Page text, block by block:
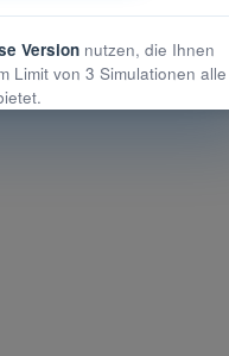
Versionnutzen, die Ihnen
Limit von 3 Simulationen alle